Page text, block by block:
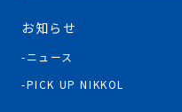
お知らせ
ニュース
PICK UP NIKKOL